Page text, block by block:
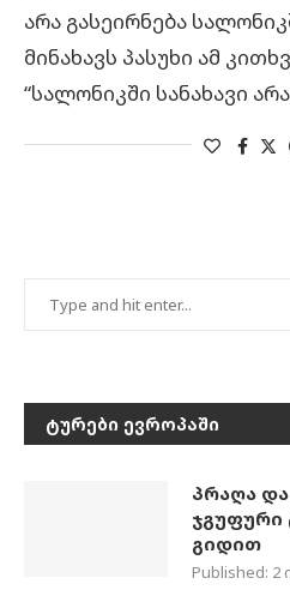
არა გასეირნება
მინახავს პასუხი ამ
“სალონიკში სანახავი
ᲢᲣᲠᲔᲑᲘ ᲔᲕᲠᲝᲞᲐᲨᲘ
პრაღა
გიდით
Published: 2